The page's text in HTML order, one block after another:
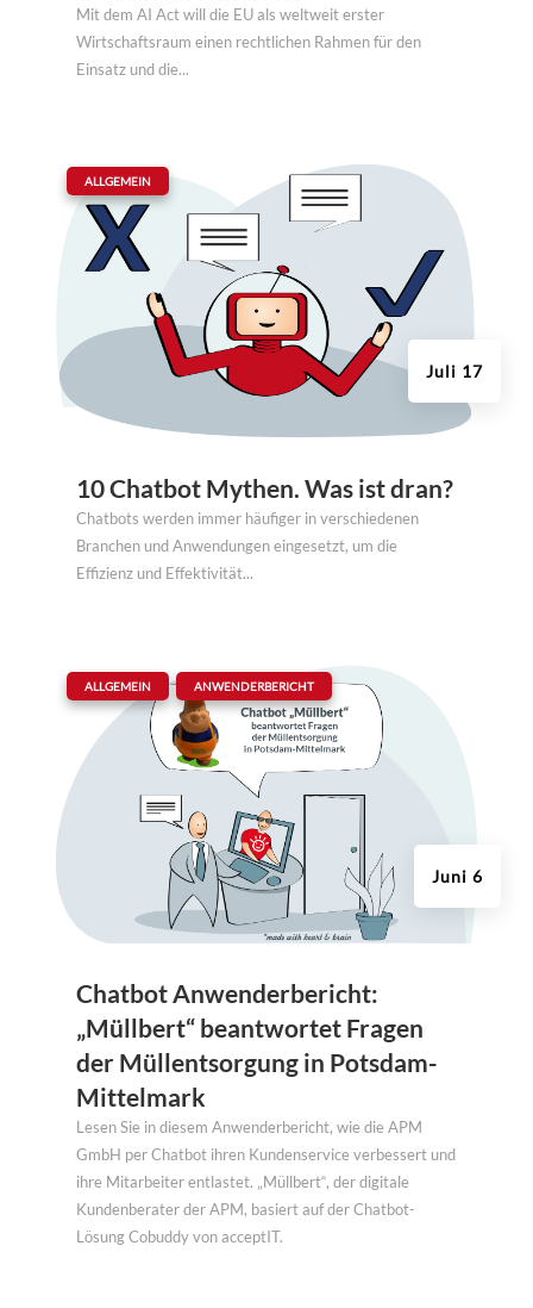
Mit dem AI Act will die EU als weltweit erster
Wirtschaftsraum einen rechtlichen Rahmen für den
Einsatz und die...
10 Chatbot Mythen. Was ist dran?
Juli 17
ALLGEMEIN
Chatbots werden immer häufiger in verschiedenen
Branchen und Anwendungen eingesetzt, um die
Effizienz und Effektivität...
Chatbot Anwenderbericht:
„Müllbert“ beantwortet Fragen
der Müllentsorgung in Potsdam-
Mittelmark
Juni 6
ALLGEMEIN ANWENDERBERICHT
Lesen Sie in diesem Anwenderbericht, wie die APM
GmbH per Chatbot ihren Kundenservice verbessert und
ihre Mitarbeiter entlastet. „Müllbert“, der digitale
Kundenberater der APM, basiert auf der Chatbot-
Lösung Cobuddy von acceptIT.